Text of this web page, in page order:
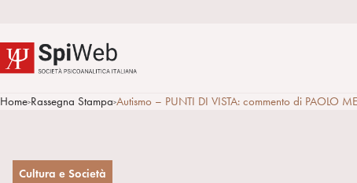
Home>Rassegna Stampa>Autismo – PUNTI DI VISTA: commento di PAOLO
Cultura e Società